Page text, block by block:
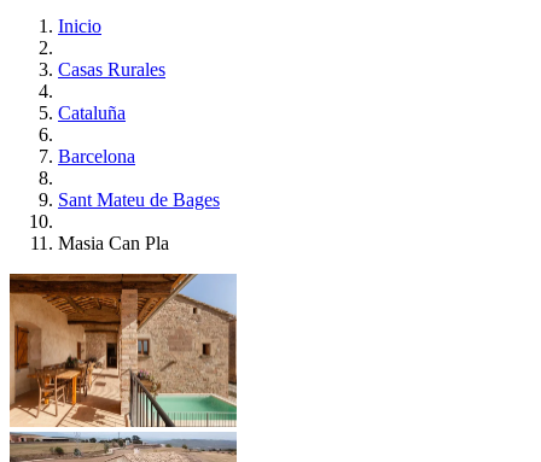
Inicio
Casas Rurales
Cataluña
Barcelona
Sant Mateu de Bages
Masia Can Pla